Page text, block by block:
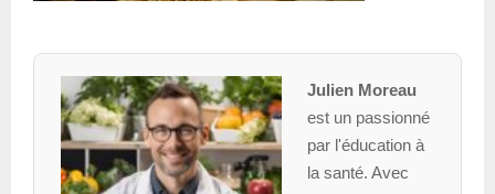
Julien Moreau
est un passionné
par l'éducation à
la santé. Avec